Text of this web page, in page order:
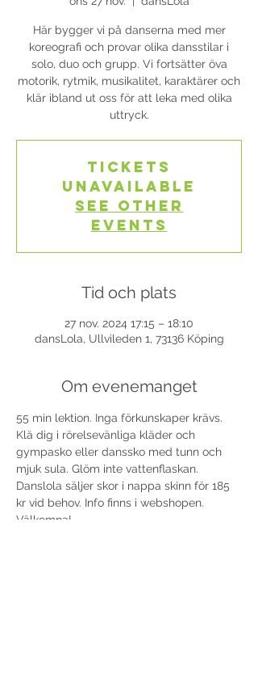
Här bygger vi på danserna med mer
koreografi och provar olika dansstilar i
solo, duo och grupp. Vi fortsätter öva
motorik, rytmik, musikalitet, karaktärer och
klär ibland ut oss för att leka med olika
uttryck.
Tickets
Unavailable
See other
events
Tid och plats
27 nov. 2024 17:15 – 18:10
dansLola, Ullvileden 1, 73136 Köping
Om evenemanget
55 min lektion. Inga förkunskaper krävs.
Klä dig i rörelsevänliga kläder och
gympasko eller danssko med tunn och
mjuk sula. Glöm inte vattenflaskan.
Danslola säljer skor i nappa skinn för 185
kr vid behov. Info finns i webshopen.
Välkomna!